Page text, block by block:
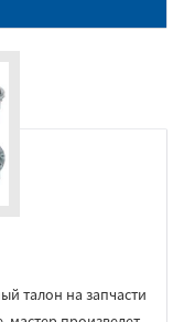
талон на запчасти